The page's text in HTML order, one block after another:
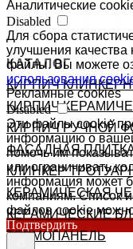
КАТАЛОГ
КИРПИЧ
КИРПИЧ
КИРПИЧ РУЧНОЙ
ФАСАДНАЯ
КЛИНКЕР
КЕРАМИЧЕСКАЯ
КЕРАМИЧЕСКИЕ
ТЕРМОПАНЕЛЬ
Аналитические
Disabled
Для сбора
улучшения качества
файлы. Вы можете
использования
Рекламные cookies
Disabled
Эти файлы cookie
информацию о вашей
помочь им
или ограничивать
информация может
компаниям. Список
файлов cookie можно
Подтвердить